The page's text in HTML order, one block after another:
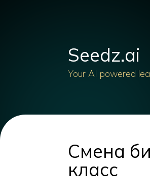
Seedz.ai
Your AI powered
Смена
класс